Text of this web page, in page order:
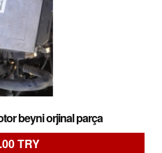
beyni orjinal parça
TRY